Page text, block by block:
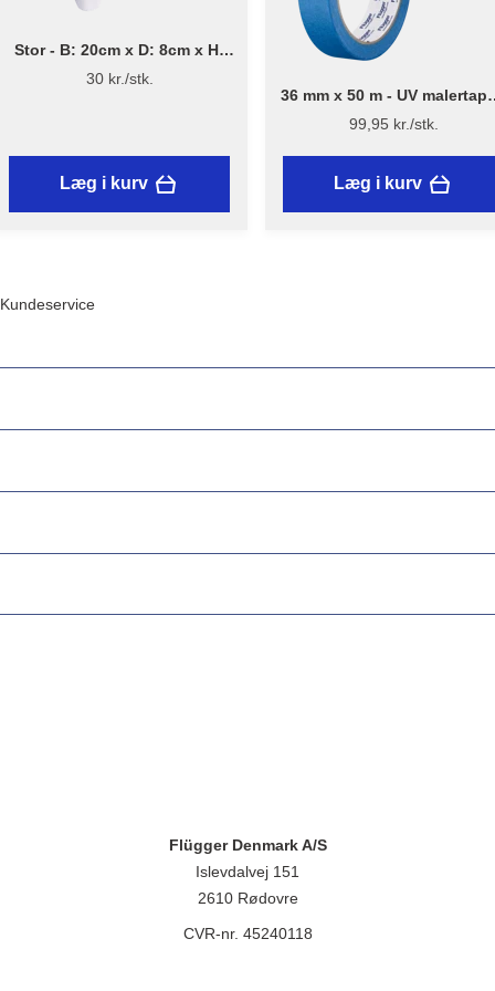
Stor - B: 20cm x D: 8cm x H:
18cm - Penselholder
30 kr./stk.
Læg i kurv
36 mm x 50 m - UV malertape
Flügger
99,95 kr./stk.
Læg i kurv
Kundeservice
Flügger Denmark A/S
Islevdalvej 151
2610 Rødovre
CVR-nr. 45240118